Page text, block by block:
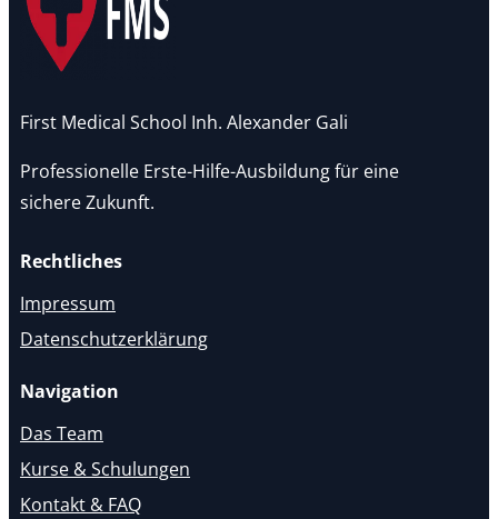
First Medical School Inh. Alexander Gali
Professionelle Erste-Hilfe-Ausbildung für eine
sichere Zukunft.
Rechtliches
Impressum
Datenschutzerklärung
Navigation
Das Team
Kurse & Schulungen
Kontakt & FAQ